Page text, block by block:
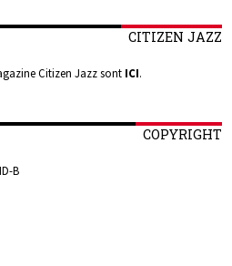
CITIZEN JAZZ
Citizen Jazz sont ICI.
COPYRIGHT
B